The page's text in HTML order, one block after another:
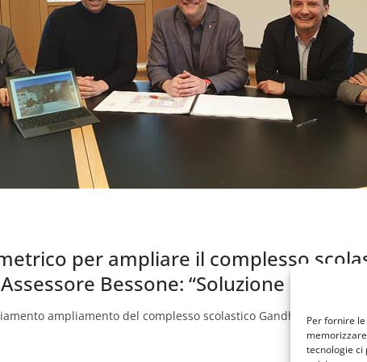
Per fornire
tecnologie ci
per ampliare il complesso
Bessone: “Soluzione
ampliamento del complesso scolastico Gandhi in via Karl